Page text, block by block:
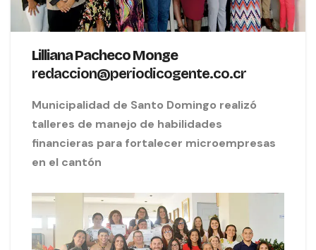
Lilliana Pacheco Monge
redaccion@periodicogente.co.cr
Municipalidad de Santo Domingo realizó
talleres de manejo de habilidades
financieras para fortalecer microempresas
en el cantón